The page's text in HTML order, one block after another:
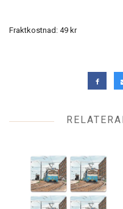
Fraktkostnad: 49 kr